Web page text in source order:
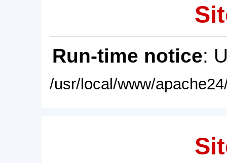
Run-time notice:
/usr/local/www/